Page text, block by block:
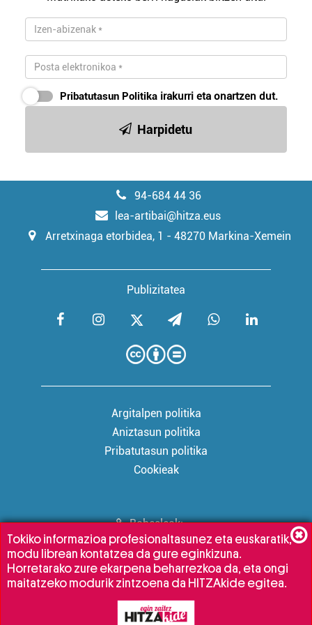
Pribatutasun Politika irakurri eta onartzen dut.
Harpidetu
94-684 44 36
lea-artibai@hitza.eus
Arretxinaga etorbidea, 1 - 48270 Markina-Xemein
Publizitatea
Argitalpen politika
Aniztasun politika
Pribatutasun politika
Cookieak
Babesleak:
Tokiko informazioa profesionaltasunez eta euskaratik,
modu librean kontatzea da gure eginkizuna.
Horretarako zure ekarpena beharrezkoa da, eta ongi
maitatzeko modurik zintzoena da HITZAkide egitea.